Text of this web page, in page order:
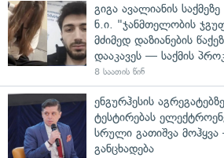
გიგა ავალიანის
ნ.ი. "ჯანმთელობის
მძიმედ დაზიანების
დააკავეს — საქმის
8 საათის წინ
ენგურჰესის
ტესტირებას
სრული გათიშვა მოჰყვა
განცხადება